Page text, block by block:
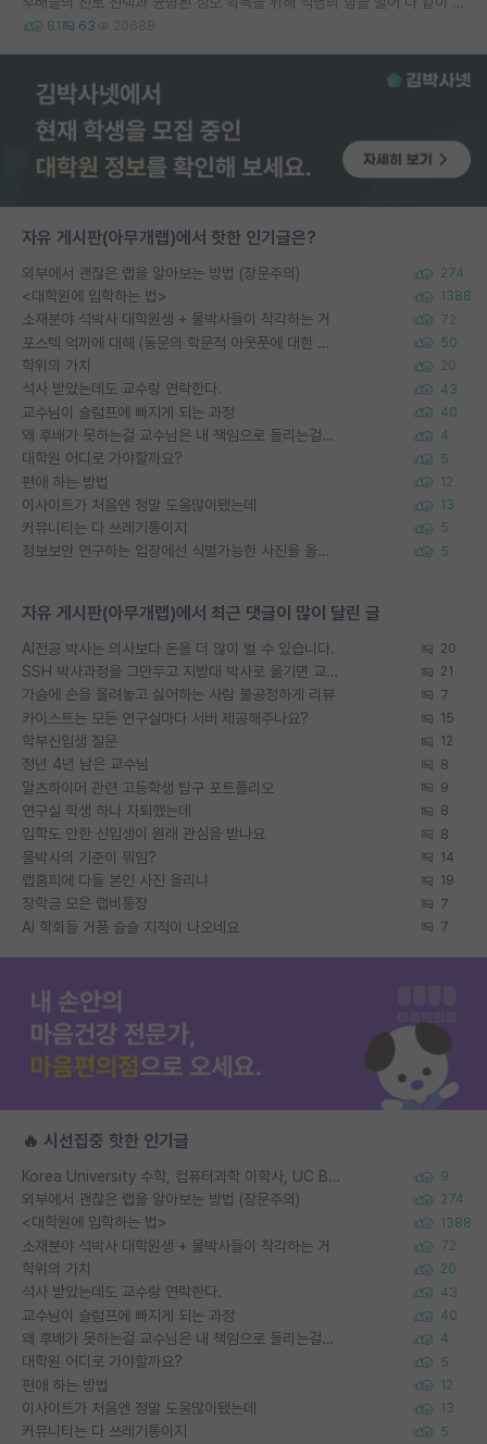
81 63 20688
자유 게시판(아무개랩)에서 핫한 인기글은?
외부에서 괜찮은 랩을 알아보는 방법 (장문주의) 274
<대학원에 입학하는 법> 1388
소재분야 석박사 대학원생 + 물박사들이 착각하는 거 72
포스텍 억까에 대해 (동문의 학문적 아웃풋에 대한 반박) 50
학위의 가치 20
석사 받았는데도 교수랑 연락한다. 43
교수님이 슬럼프에 빠지게 되는 과정 40
왜 후배가 못하는걸 교수님은 내 책임으로 돌리는걸까요? 4
대학원 어디로 가야할까요? 5
편애 하는 방법 12
이사이트가 처음엔 정말 도움많이됐는데 13
커뮤니티는 다 쓰레기통이지 5
정보보안 연구하는 입장에선 식별가능한 사진을 올리는건 비추이긴함 5
자유 게시판(아무개랩)에서 최근 댓글이 많이 달린 글
AI전공 박사는 의사보다 돈을 더 많이 벌 수 있습니다. 20
SSH 박사과정을 그만두고 지방대 박사로 옮기면 교수의 꿈은 끝일까요? 21
가슴에 손을 올려놓고 싫어하는 사람 불공정하게 리뷰 7
카이스트는 모든 연구실마다 서버 제공해주나요? 15
학부신입생 질문 12
정년 4년 남은 교수님 8
알츠하이머 관련 고등학생 탐구 포트폴리오 9
연구실 학생 하나 자퇴했는데 8
입학도 안한 신입생이 원래 관심을 받나요 8
물박사의 기준이 뭐임? 14
랩홈피에 다들 본인 사진 올리냐 19
장학금 모은 랩비통장 7
AI 학회들 거품 슬슬 지적이 나오네요 7
🔥 시선집중 핫한 인기글
Korea University 수학, 컴퓨터과학 이학사, UC Berkeley 산업공학 대학원 공학박사가 되는 것은 쉽지 않겠죠? 9
외부에서 괜찮은 랩을 알아보는 방법 (장문주의) 274
<대학원에 입학하는 법> 1388
소재분야 석박사 대학원생 + 물박사들이 착각하는 거 72
학위의 가치 20
석사 받았는데도 교수랑 연락한다. 43
교수님이 슬럼프에 빠지게 되는 과정 40
왜 후배가 못하는걸 교수님은 내 책임으로 돌리는걸까요? 4
대학원 어디로 가야할까요? 5
편애 하는 방법 12
이사이트가 처음엔 정말 도움많이됐는데 13
커뮤니티는 다 쓰레기통이지 5